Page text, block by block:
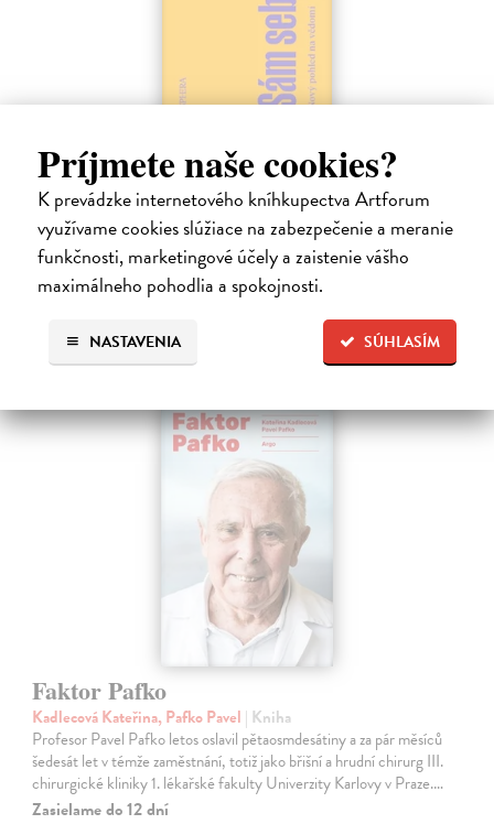
Príjmete naše cookies?
K prevádzke internetového kníhkupectva Artforum
využívame cookies slúžiace na zabezpečenie a meranie
funkčnosti, marketingové účely a zaistenie vášho
maximálneho pohodlia a spokojnosti.
SÚHLASÍM
NASTAVENIA
Sám sebou
Seth Anil| Kniha
Být sám sebou není tak jednoduché, jak se zdá. V mozku každého z
nás pracují společně miliardy neuronů a vytvářejí naše vědomé
zkušenosti.
Na sklade ?
22,60 € ?
Faktor Pafko
Kadlecová Kateřina, Pafko Pavel | Kniha
Profesor Pavel Pafko letos oslavil pětaosmdesátiny a za pár měsíců
šedesát let v témže zaměstnání, totiž jako břišní a hrudní chirurg III.
chirurgické kliniky 1. lékařské fakulty Univerzity Karlovy v Praze.…
Zasielame do 12 dní